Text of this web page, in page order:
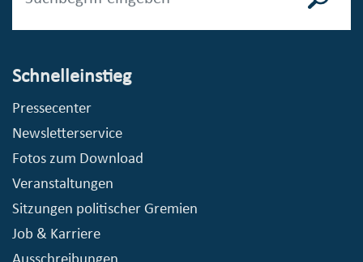
Schnelleinstieg
Pressecenter
Newsletterservice
Fotos zum Download
Veranstaltungen
Sitzungen politischer Gremien
Job & Karriere